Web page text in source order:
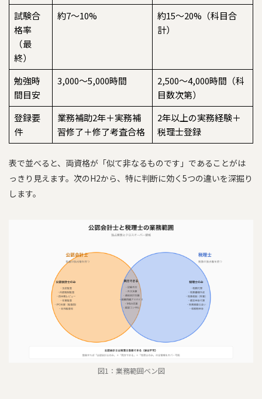
試験合
格率
（最
終）
約7〜10%
約15〜20%（科目合
計）
勉強時
間目安
3,000〜5,000時間
2,500〜4,000時間（科
目数次第）
登録要
件
業務補助2年＋実務補
習修了＋修了考査合格
2年以上の実務経験＋
税理士登録
表で並べると、両資格が「似て非なるものです」であることがは
っきり見えます。次のH2から、特に判断に効く5つの違いを深掘り
します。
図1：業務範囲ベン図